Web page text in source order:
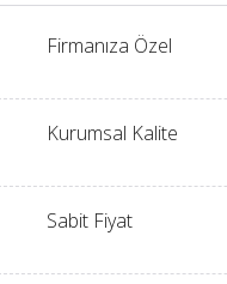
Firmanıza Özel
Kurumsal Kalite
Sabit Fiyat